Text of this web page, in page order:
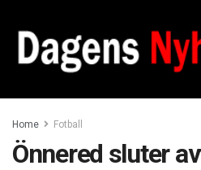
Home Fotball
Önnered sluter